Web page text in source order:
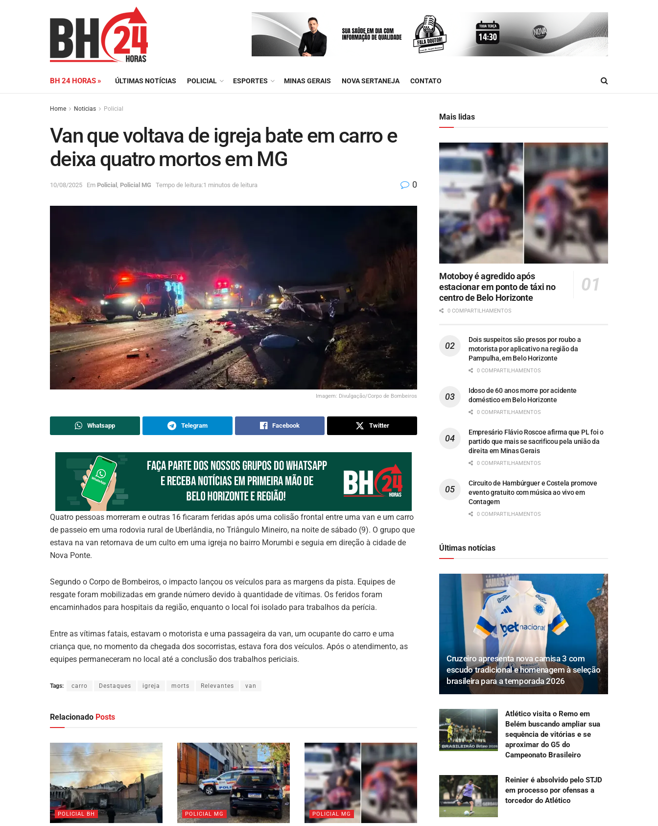
BH 24 HORAS » ÚLTIMAS NOTÍCIAS POLICIAL ESPORTES MINAS GERAIS NOVA SERTANEJA CONTATO
Home Noticias Policial
Van que voltava de igreja bate em carro e
deixa quatro mortos em MG
10/08/2025 Em Policial Policial MG Tempo de leitura:1 minutos de leitura 0
Imagem: Divulgação/Corpo de Bombeiros
Whatsapp Telegram Facebook Twitter
Quatro pessoas morreram e outras 16 ficaram feridas após uma colisão frontal entre uma van e um carro
de passeio em uma rodovia rural de Uberlândia, no Triângulo Mineiro, na noite de sábado (9). O grupo que
estava na van retornava de um culto em uma igreja no bairro Morumbi e seguia em direção à cidade de
Nova Ponte.
Segundo o Corpo de Bombeiros, o impacto lançou os veículos para as margens da pista. Equipes de
resgate foram mobilizadas em grande número devido à quantidade de vítimas. Os feridos foram
encaminhados para hospitais da região, enquanto o local foi isolado para trabalhos da perícia.
Entre as vítimas fatais, estavam o motorista e uma passageira da van, um ocupante do carro e uma
criança que, no momento da chegada dos socorristas, estava fora dos veículos. Após o atendimento, as
equipes permaneceram no local até a conclusão dos trabalhos periciais.
Tags: carro Destaques igreja morts Relevantes van
Relacionado Posts
POLICIAL BH POLICIAL MG POLICIAL MG
Mais lidas
Motoboy é agredido após
estacionar em ponto de táxi no
centro de Belo Horizonte
0 COMPARTILHAMENTOS
Dois suspeitos são presos por roubo a
motorista por aplicativo na região da
Pampulha, em Belo Horizonte
0 COMPARTILHAMENTOS
Idoso de 60 anos morre por acidente
doméstico em Belo Horizonte
0 COMPARTILHAMENTOS
Empresário Flávio Roscoe afirma que PL foi o
partido que mais se sacrificou pela união da
direita em Minas Gerais
0 COMPARTILHAMENTOS
Circuito de Hambúrguer e Costela promove
evento gratuito com música ao vivo em
Contagem
0 COMPARTILHAMENTOS
Últimas notícias
Cruzeiro apresenta nova camisa 3 com
escudo tradicional e homenagem à seleção
brasileira para a temporada 2026
Atlético visita o Remo em
Belém buscando ampliar sua
sequência de vitórias e se
aproximar do G5 do
Campeonato Brasileiro
Reinier é absolvido pelo STJD
em processo por ofensas a
torcedor do Atlético